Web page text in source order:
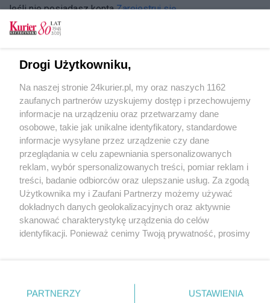
Jeśli nie posiadasz kontaZarejestruj się
Zapamiętać?
Zaloguj
Zapomniałem hasła
Copyright © 2022 Kurier Szczeciński sp. z o.o.
Drogi Użytkowniku,
Na naszej stronie 24kurier.pl, my oraz naszych 1162
zaufanych partnerów uzyskujemy dostęp i przechowujemy
informacje na urządzeniu oraz przetwarzamy dane
osobowe, takie jak unikalne identyfikatory, standardowe
informacje wysyłane przez urządzenie czy dane
przeglądania w celu zapewniania spersonalizowanych
reklam, wybór spersonalizowanych treści, pomiar reklam i
treści, badanie odbiorców oraz ulepszanie usług. Za zgodą
Użytkownika my i Zaufani Partnerzy możemy używać
dokładnych danych geolokalizacyjnych oraz aktywnie
skanować charakterystykę urządzenia do celów
identyfikacji. Ponieważ cenimy Twoją prywatność, prosimy
prywatności znajdujący się w lewym dolnym rogu strony
. Niektóre rodzaje przetwarzania danych nie wymagają
PARTNERZY USTAWIENIA